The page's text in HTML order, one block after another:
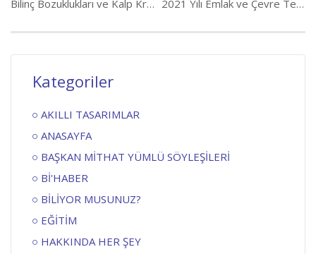
Bilinç Bozuklukları ve Kalp Krizinde İlk Yardım 2021 Yılı Emlak ve Çevre Temizlik Vergisi 2. Taksit Ödemeleri Başladı
Kategoriler
AKILLI TASARIMLAR
ANASAYFA
BAŞKAN MİTHAT YÜMLÜ SÖYLEŞİLERİ
Bİ'HABER
BİLİYOR MUSUNUZ?
EĞİTİM
HAKKINDA HER ŞEY